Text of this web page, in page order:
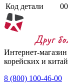
Код детали
Интернет-
корейских и
8 (800) 100-46-00